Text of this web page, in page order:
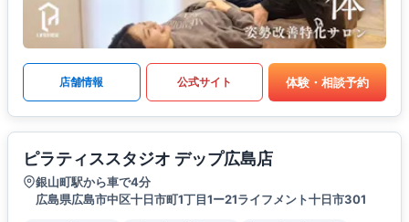
店舗情報 公式サイト 体験・相談予約
ピラティススタジオ デップ広島店
銀山町駅から車で4分
広島県広島市中区十日市町1丁目1ー21ライフメント十日市301